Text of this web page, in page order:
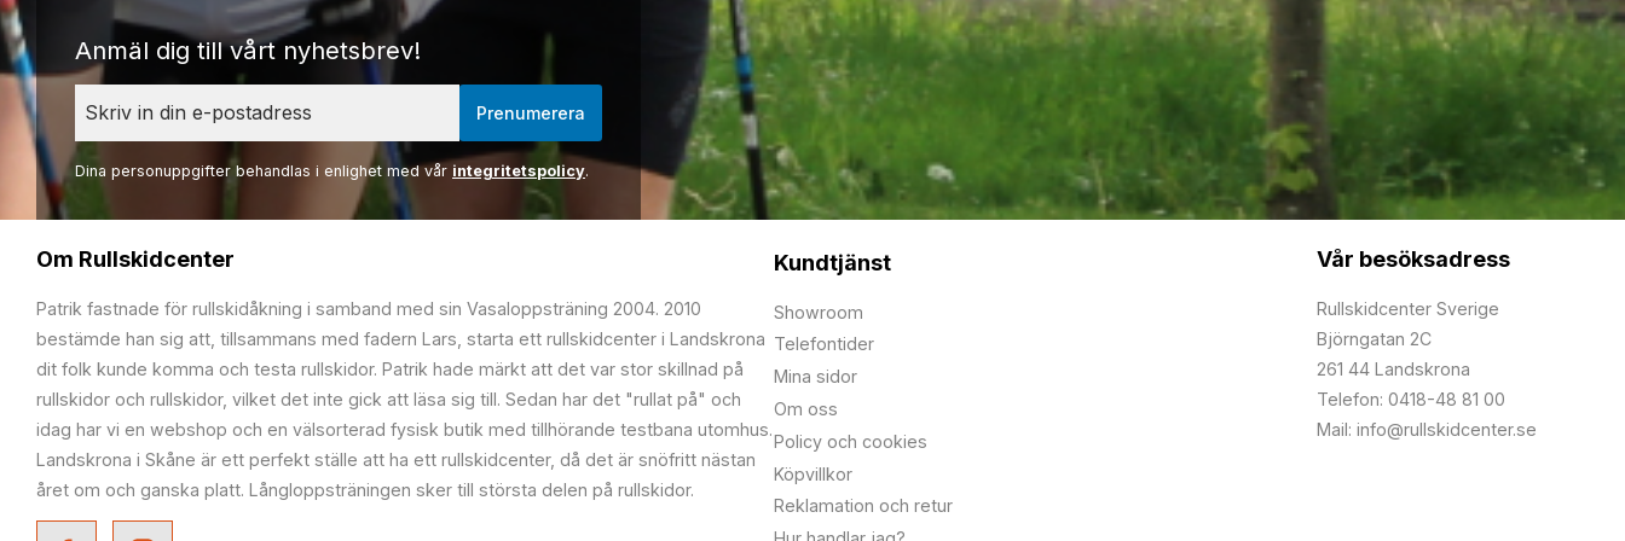
Anmäl dig till vårt nyhetsbrev!
Prenumerera
Dina personuppgifter behandlas i enlighet med vår integritetspolicy.
Om Rullskidcenter
Patrik fastnade för rullskidåkning i samband med sin Vasaloppsträning 2004. 2010
bestämde han sig att, tillsammans med fadern Lars, starta ett rullskidcenter i Landskrona
dit folk kunde komma och testa rullskidor. Patrik hade märkt att det var stor skillnad på
rullskidor och rullskidor, vilket det inte gick att läsa sig till. Sedan har det "rullat på" och
idag har vi en webshop och en välsorterad fysisk butik med tillhörande testbana utomhus.
Landskrona i Skåne är ett perfekt ställe att ha ett rullskidcenter, då det är snöfritt nästan
året om och ganska platt. Långloppsträningen sker till största delen på rullskidor.
Kundtjänst
Showroom
Telefontider
Mina sidor
Om oss
Policy och cookies
Köpvillkor
Reklamation och retur
Vår besöksadress
Rullskidcenter Sverige
Björngatan 2C
261 44 Landskrona
Telefon: 0418-48 81 00
Mail: info@rullskidcenter.se